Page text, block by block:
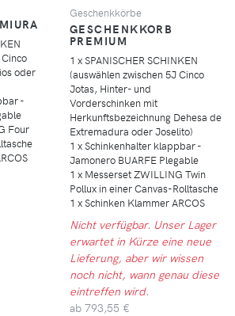
oder
-
Four
Geschenkkörbe
GESCHENKKORB
PREMIUM
1 x SPANISCHER SCHINKEN
(auswählen zwischen 5J Cinco
Jotas, Hinter- und
Vorderschinken mit
Herkunftsbezeichnung Dehesa de
Extremadura oder Joselito)
1 x Schinkenhalter klappbar -
Jamonero BUARFE Plegable
1 x Messerset ZWILLING Twin
Pollux in einer Canvas-Rolltasche
1 x Schinken Klammer ARCOS
Nicht verfügbar. Unser Lager
erwartet in Kürze eine neue
Lieferung, aber wir wissen
noch nicht, wann genau diese
eintreffen wird.
ab 793,55 €